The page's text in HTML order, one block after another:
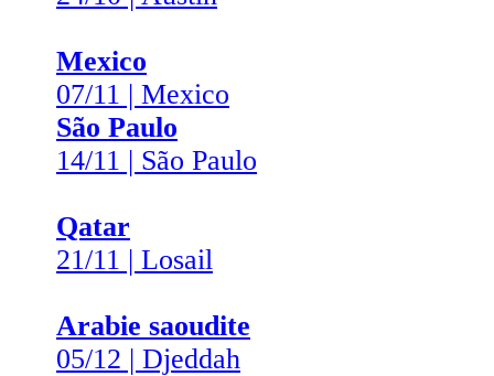
Mexico
07/11 | Mexico
São Paulo
14/11 | São Paulo
Qatar
21/11 | Losail
Arabie saoudite
05/12 | Djeddah